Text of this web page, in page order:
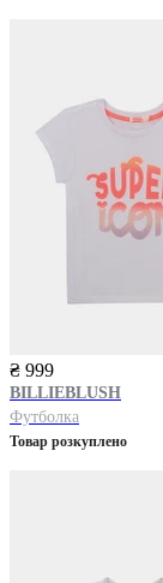
₴ 999
BILLIEBLUSH
Футболка
Товар розкуплено